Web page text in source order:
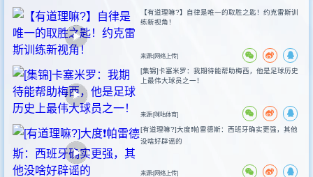
【有道理嘛?】自律是唯一的取胜之匙！约克雷斯训
练新视角！
来源:[网络上传]
[集锦]卡塞米罗：我期待能帮助梅西，他是足球历史
上最伟大球员之一！
来源:[咪咕体育]
[有道理嘛?]大度❗️帕雷德斯：西班牙确实更强，其他
没啥好辟谣的
来源:[网络上传]